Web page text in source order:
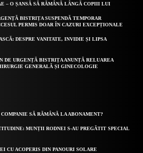
– O ȘANSĂ SĂ RĂMÂNĂ LÂNGĂ COPIII LUI
BISTRIȚA SUSPENDĂ TEMPORAR
PERMIS DOAR ÎN CAZURI EXCEPȚIONALE
DESPRE VANITATE, INVIDIE ȘI LIPSA
DE URGENȚĂ BISTRIȚA ANUNȚĂ RELUAREA
GENERALĂ ȘI GINECOLOGIE
SĂ RĂMÂNĂ LA ABONAMENT?
MUNȚII RODNEI S-AU PREGĂTIT SPECIAL
CU ACOPERIS DIN PANOURI SOLARE